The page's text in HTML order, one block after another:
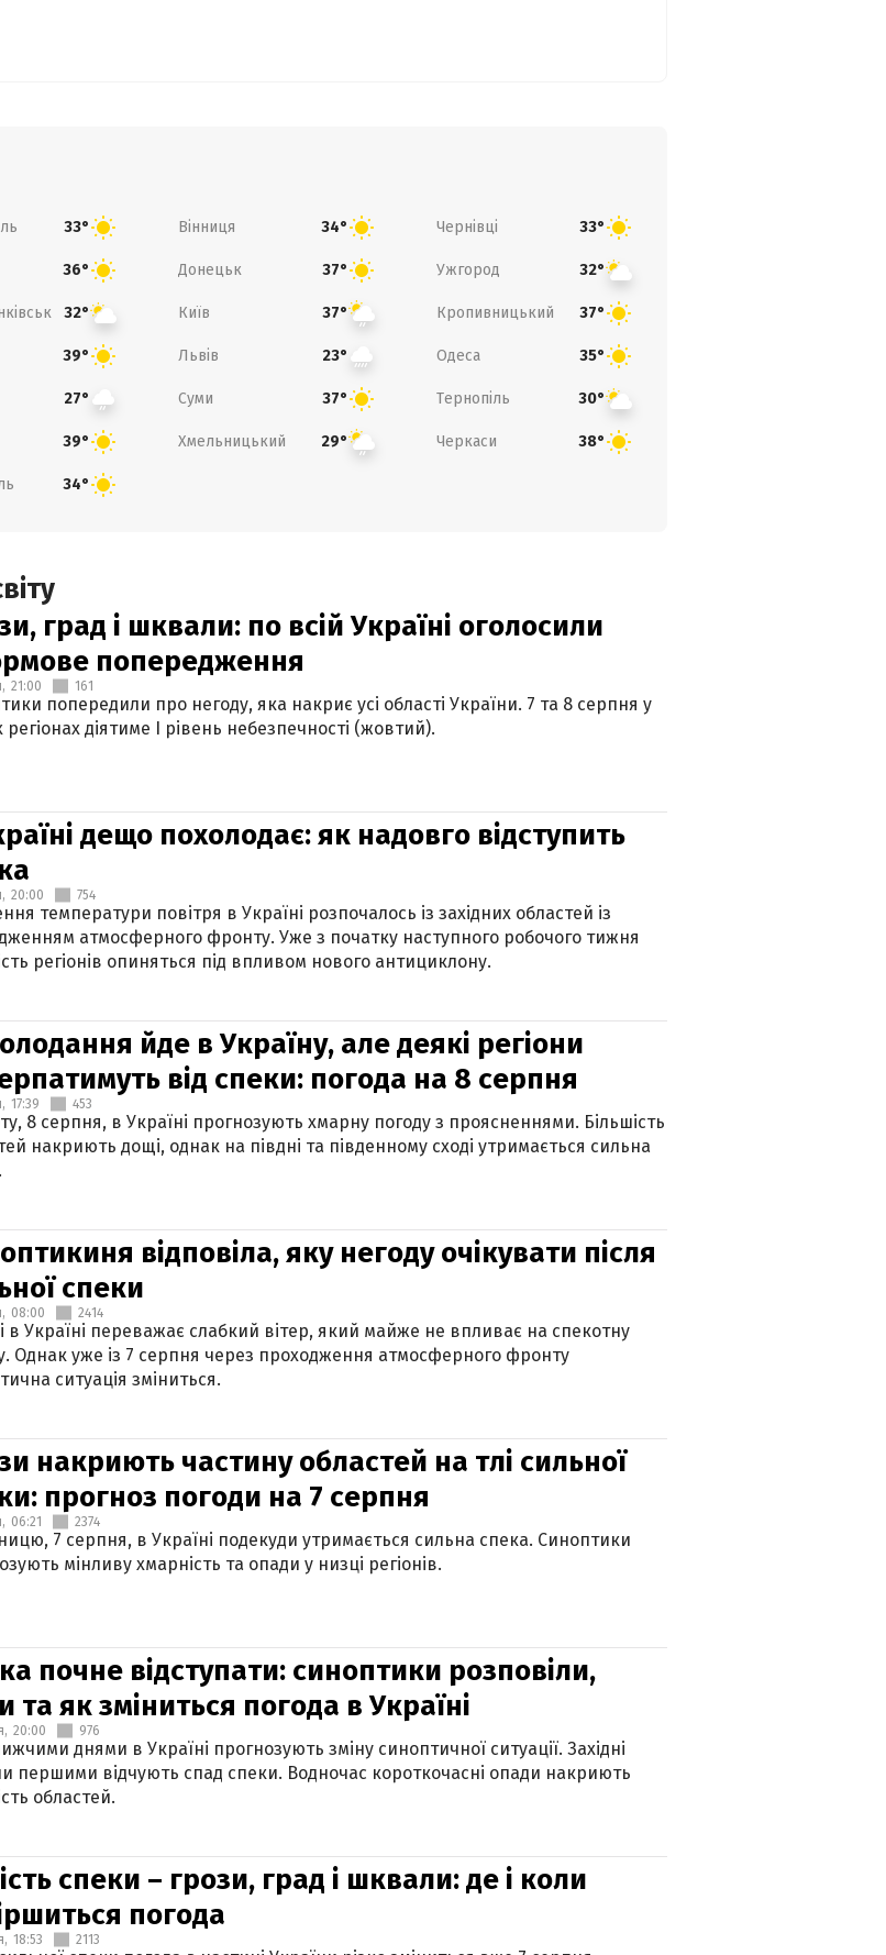
33° Вінниця 34° Чернівці 33°
36° Донецьк 37° Ужгород 32°
32° Київ 37° Кропивницький 37°
39° Львів 23° Одеса 35°
27° Суми 37° Тернопіль 30°
39° Хмельницький 29° Черкаси 38°
34°
град і шквали: по всій Україні оголосили
попередження
21:00 161
попередили про негоду, яка накриє усі області України. 7 та 8 серпня у
регіонах діятиме І рівень небезпечності (жовтий).
дещо похолодає: як надовго відступить
20:00 754
температури повітря в Україні розпочалось із західних областей із
атмосферного фронту. Уже з початку наступного робочого тижня
регіонів опиняться під впливом нового антициклону.
йде в Україну, але деякі регіони
від спеки: погода на 8 серпня
17:39 453
8 серпня, в Україні прогнозують хмарну погоду з проясненнями. Більшість
накриють дощі, однак на півдні та південному сході утримається сильна
відповіла, яку негоду очікувати після
спеки
08:00 2414
в Україні переважає слабкий вітер, який майже не впливає на спекотну
Однак уже із 7 серпня через проходження атмосферного фронту
ситуація зміниться.
накриють частину областей на тлі сильної
прогноз погоди на 7 серпня
06:21 2374
7 серпня, в Україні подекуди утримається сильна спека. Синоптики
мінливу хмарність та опади у низці регіонів.
почне відступати: синоптики розповіли,
та як зміниться погода в Україні
20:00 976
днями в Україні прогнозують зміну синоптичної ситуації. Західні
першими відчують спад спеки. Водночас короткочасні опади накриють
областей.
спеки – грози, град і шквали: де і коли
погода
18:53 2113